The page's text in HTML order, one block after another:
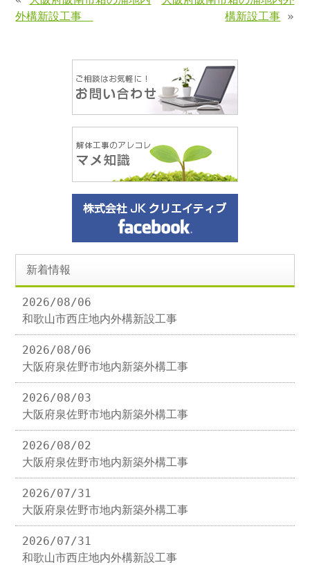
外構新設工事
構新設工事 »
新着情報
2026/08/06
和歌山市西庄地内外構新設工事
2026/08/06
大阪府泉佐野市地内新築外構工事
2026/08/03
大阪府泉佐野市地内新築外構工事
2026/08/02
大阪府泉佐野市地内新築外構工事
2026/07/31
大阪府泉佐野市地内新築外構工事
2026/07/31
和歌山市西庄地内外構新設工事